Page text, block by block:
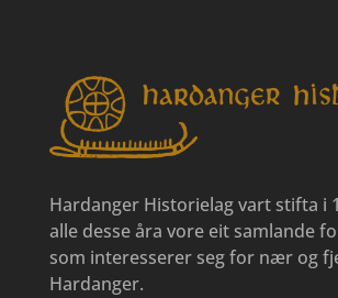
Hardanger Historielag vart stifta i
alle desse åra vore eit samlande
som interesserer seg for nær og
Hardanger.